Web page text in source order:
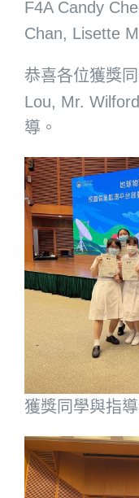
F4A Candy
Chan, Lisette
恭喜各位獲獎
Lou, Mr.
導。
獲獎同學與指